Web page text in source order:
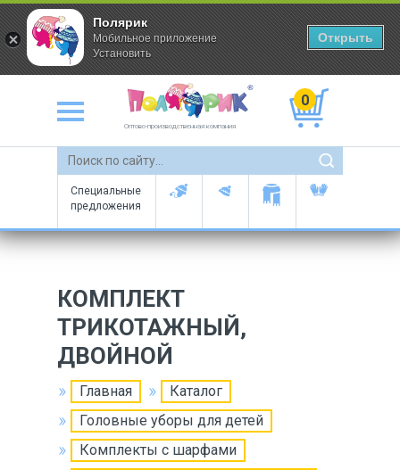
Оптово-производственная компания
0
Специальные
предложения
КОМПЛЕКТ
ТРИКОТАЖНЫЙ,
ДВОЙНОЙ
Главная
Каталог
Головные уборы для детей
Комплекты с шарфами
Полярик
Мобильное приложение
Установить
Открыть